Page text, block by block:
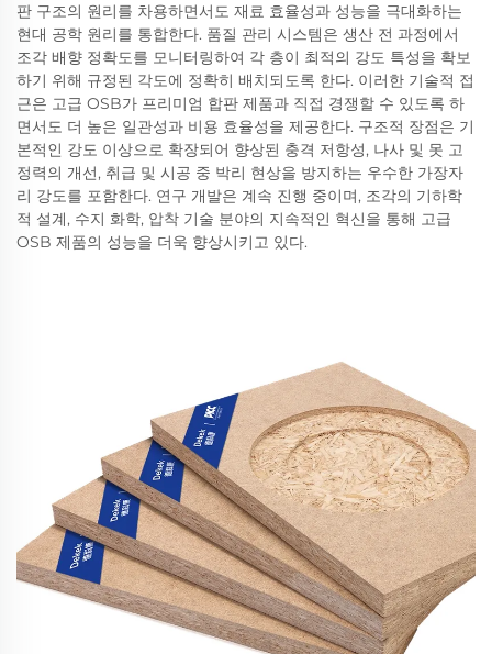
판 구조의 원리를 차용하면서도 재료 효율성과 성능을 극대화하는
현대 공학 원리를 통합한다. 품질 관리 시스템은 생산 전 과정에서
조각 배향 정확도를 모니터링하여 각 층이 최적의 강도 특성을 확보
하기 위해 규정된 각도에 정확히 배치되도록 한다. 이러한 기술적 접
근은 고급 OSB가 프리미엄 합판 제품과 직접 경쟁할 수 있도록 하
면서도 더 높은 일관성과 비용 효율성을 제공한다. 구조적 장점은 기
본적인 강도 이상으로 확장되어 향상된 충격 저항성, 나사 및 못 고
정력의 개선, 취급 및 시공 중 박리 현상을 방지하는 우수한 가장자
리 강도를 포함한다. 연구 개발은 계속 진행 중이며, 조각의 기하학
적 설계, 수지 화학, 압착 기술 분야의 지속적인 혁신을 통해 고급
OSB 제품의 성능을 더욱 향상시키고 있다.